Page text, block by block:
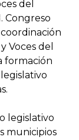
del
Congreso
Voces del
formación
legislativo
municipios